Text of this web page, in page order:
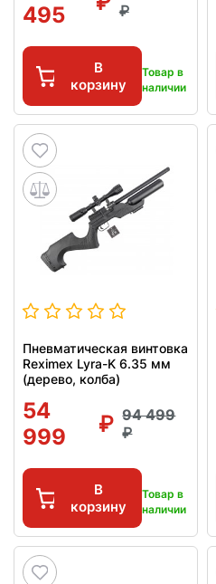
495
В
корзину
Товар в
наличии
Пневматическая винтовка
Reximex Lyra-K 6.35 мм
(дерево, колба)
54
999
94 499
В
корзину
Товар в
наличии